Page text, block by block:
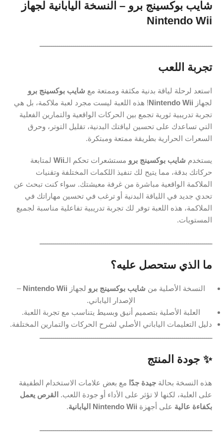
شايب بوكسينج برو – النسخة اليابانية لجهاز
Nintendo Wii
ـــــــــــــــــــــــــــــــــــــــــــــــــــــــــــــــــــــــــــــــــــــــ
تجربة اللعب
استعد لرحلة لياقة بدنية مكثفة وممتعة مع شايب بوكسينج برو
لجهاز Nintendo Wii! هذه اللعبة ليست مجرد لعبة ملاكمة، بل هي
تجربة تدريبية ثورية تجمع بين الحركات الواقعية والتمارين الفعلية
التي تساعدك على تحسين لياقتك البدنية، تقليل التوتر، وحرق
السعرات الحرارية بطريقة ممتعة ومبتكرة.
يستخدم شايب بوكسينج برو مستشعرات تحكم الـWii لمتابعة
حركاتك بدقة، مما يتيح لك تنفيذ اللكمات المختلفة وتقنيات
الملاكمة الواقعية مباشرة من غرفة معيشتك. سواء كنت تبحث عن
تحدي جديد في اللياقة البدنية أو ترغب في تحسين مهاراتك في
الملاكمة، هذه اللعبة توفر لك تجربة تدريبية تفاعلية مناسبة لجميع
المستويات.
ـــــــــــــــــــــــــــــــــــــــــــــــــــــــــــــــــــــــــــــــــــــــ
ما الذي ستحصل عليه؟
النسخة الأصلية من شايب بوكسينج برو لجهاز Nintendo Wii
–
الإصدار الياباني.
العلبة الأصلية بتصميم أنيق وبسيط يتناسب مع تجربة اللعبة.
دليل التعليمات الياباني الأصلي لشرح الحركات والتمارين المختلفة.
ـــــــــــــــــــــــــــــــــــــــــــــــــــــــــــــــــــــــــــــــــــــــ
✨ جودة المنتج
هذه النسخة بحالة جيدة جدًا مع بعض علامات الاستخدام الطفيفة
على العلبة، لكنها لا تؤثر على الأداء أو جودة اللعب. القرص يعمل
بكفاءة عالية على أجهزة Nintendo Wii اليابانية .
ـــــــــــــــــــــــــــــــــــــــــــــــــــــــــــــــــــــــــــــــــــــــ